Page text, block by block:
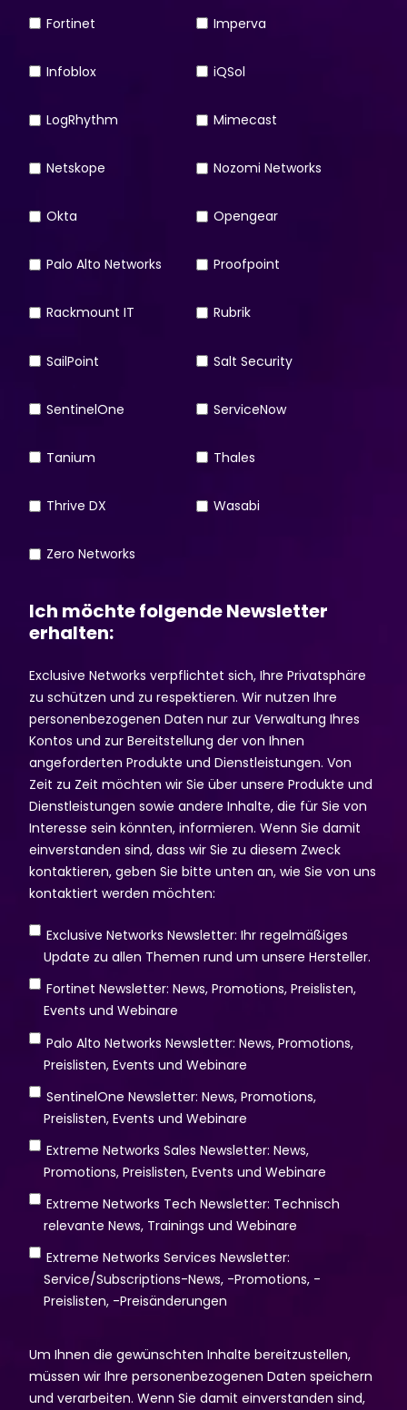
Fortinet Imperva
Infoblox iQSol
LogRhythm Mimecast
Netskope Nozomi Networks
Okta Opengear
Palo Alto Networks Proofpoint
Rackmount IT Rubrik
SailPoint Salt Security
SentinelOne ServiceNow
Tanium Thales
Thrive DX Wasabi
Zero Networks
Ich möchte folgende Newsletter
erhalten:
Exclusive Networks verpflichtet sich, Ihre Privatsphäre
zu schützen und zu respektieren. Wir nutzen Ihre
personenbezogenen Daten nur zur Verwaltung Ihres
Kontos und zur Bereitstellung der von Ihnen
angeforderten Produkte und Dienstleistungen. Von
Zeit zu Zeit möchten wir Sie über unsere Produkte und
Dienstleistungen sowie andere Inhalte, die für Sie von
Interesse sein könnten, informieren. Wenn Sie damit
einverstanden sind, dass wir Sie zu diesem Zweck
kontaktieren, geben Sie bitte unten an, wie Sie von uns
kontaktiert werden möchten:
Exclusive Networks Newsletter: Ihr regelmäßiges
Update zu allen Themen rund um unsere Hersteller.
Fortinet Newsletter: News, Promotions, Preislisten,
Events und Webinare
Palo Alto Networks Newsletter: News, Promotions,
Preislisten, Events und Webinare
SentinelOne Newsletter: News, Promotions,
Preislisten, Events und Webinare
Extreme Networks Sales Newsletter: News,
Promotions, Preislisten, Events und Webinare
Extreme Networks Tech Newsletter: Technisch
relevante News, Trainings und Webinare
Extreme Networks Services Newsletter:
Service/Subscriptions-News, -Promotions, -
Preislisten, -Preisänderungen
Um Ihnen die gewünschten Inhalte bereitzustellen,
müssen wir Ihre personenbezogenen Daten speichern
und verarbeiten. Wenn Sie damit einverstanden sind,